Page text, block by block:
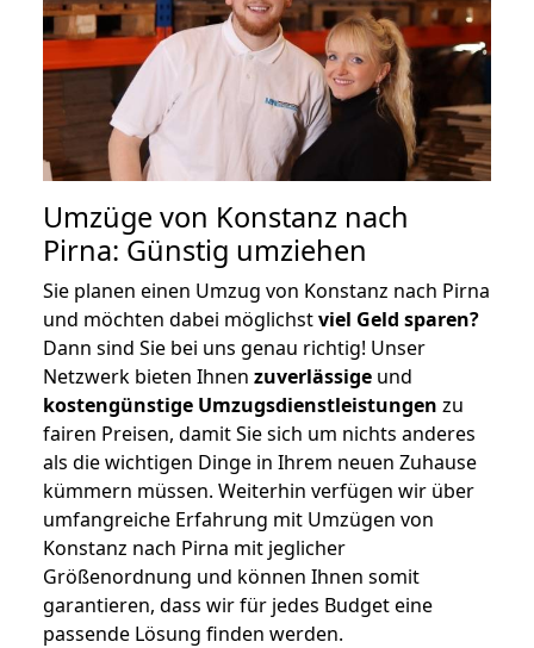
Umzüge von Konstanz nach
Pirna: Günstig umziehen
Sie planen einen Umzug von Konstanz nach Pirna
und möchten dabei möglichstviel Geld sparen?
Dann sind Sie bei uns genau richtig! Unser
Netzwerk bieten Ihnen zuverlässige und
kostengünstige Umzugsdienstleistungen zu
fairen Preisen, damit Sie sich um nichts anderes
als die wichtigen Dinge in Ihrem neuen Zuhause
kümmern müssen. Weiterhin verfügen wir über
umfangreiche Erfahrung mit Umzügen von
Konstanz nach Pirna mit jeglicher
Größenordnung und können Ihnen somit
garantieren, dass wir für jedes Budget eine
passende Lösung finden werden.